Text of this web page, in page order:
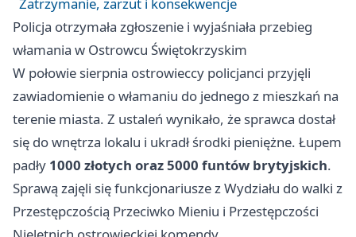
Zatrzymanie, zarzut i konsekwencje
Policja otrzymała zgłoszenie i wyjaśniała przebieg
włamania w Ostrowcu Świętokrzyskim
W połowie sierpnia ostrowieccy policjanci przyjęli
zawiadomienie o włamaniu do jednego z mieszkań na
terenie miasta. Z ustaleń wynikało, że sprawca dostał
się do wnętrza lokalu i ukradł środki pieniężne. Łupem
padły 1000 złotych oraz 5000 funtów brytyjskich.
Sprawą zajęli się funkcjonariusze z Wydziału do walki z
Przestępczością Przeciwko Mieniu i Przestępczości